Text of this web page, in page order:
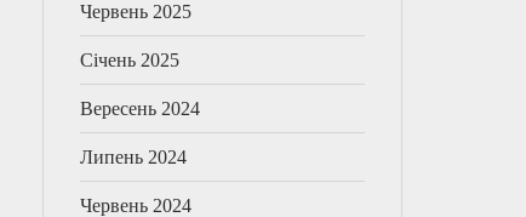
Червень 2025
Січень 2025
Вересень 2024
Липень 2024
Червень 2024